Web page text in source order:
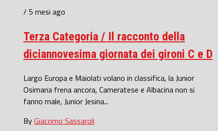
/ 5 mesi ago
Terza Categoria / Il racconto della
diciannovesima giornata dei gironi C e D
Largo Europa e Maiolati volano in classifica, la Junior
Osimana frena ancora, Cameratese e Albacina non si
fanno male, Junior Jesina...
ByGiacomo Sassaroli